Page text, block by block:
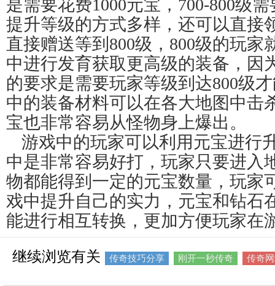
是需要花费1000元宝，700-800级
提升等级的方式多样，还可以直接
直接赠送等到800级，800级的玩家
中进行发育获取更高级的装备，因
的要求是需要玩家等级到达800级
中的装备材料可以在各大地图中击
宝也非常容易从怪物身上爆出。
游戏中的玩家可以利用元宝进行
中是非常容易好打，玩家只要进入
物都能得到一定的元宝数量，玩家
戏中提升自己的实力，元宝和钻石
能进行相互转换，更加方便玩家在
继续浏览有关 传奇技巧分享 刚开一秒传奇 传奇